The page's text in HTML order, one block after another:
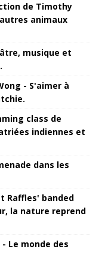
de Timothy
animaux
musique et
- S'aimer à
class de
indiennes et
dans les
Raffles' banded
la nature reprend
Le monde des